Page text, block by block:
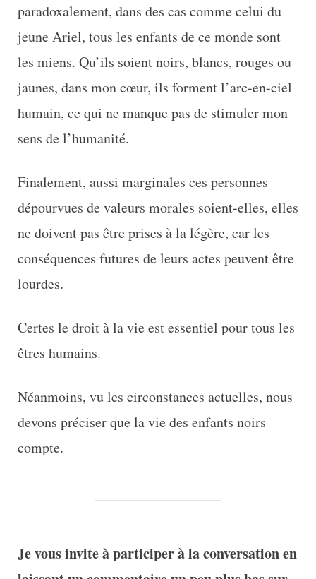
paradoxalement, dans des cas comme celui du
jeune Ariel, tous les enfants de ce monde sont
les miens. Qu’ils soient noirs, blancs, rouges ou
jaunes, dans mon cœur, ils forment l’arc-en-ciel
humain, ce qui ne manque pas de stimuler mon
sens de l’humanité.
Finalement, aussi marginales ces personnes
dépourvues de valeurs morales soient-elles, elles
ne doivent pas être prises à la légère, car les
conséquences futures de leurs actes peuvent être
lourdes.
Certes le droit à la vie est essentiel pour tous les
êtres humains.
Néanmoins, vu les circonstances actuelles, nous
devons préciser que la vie des enfants noirs
compte.
Je vous invite à participer à la conversation en